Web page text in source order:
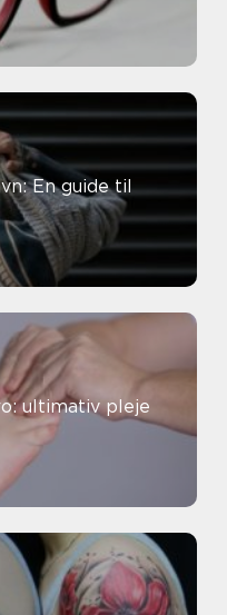
En guide til
ultimativ pleje